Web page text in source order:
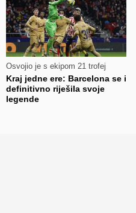
Osvojio je s ekipom 21 trofej
Kraj jedne ere: Barcelona se i
definitivno riješila svoje
legende